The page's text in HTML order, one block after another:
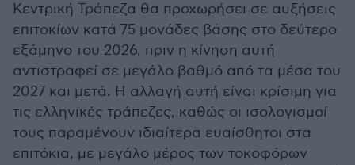
Κεντρική Τράπεζα θα προχωρήσει σε αυξήσεις
επιτοκίων κατά 75 μονάδες βάσης στο δεύτερο
εξάμηνο του 2026, πριν η κίνηση αυτή
αντιστραφεί σε μεγάλο βαθμό από τα μέσα του
2027 και μετά. Η αλλαγή αυτή είναι κρίσιμη για
τις ελληνικές τράπεζες, καθώς οι ισολογισμοί
τους παραμένουν ιδιαίτερα ευαίσθητοι στα
επιτόκια, με μεγάλο μέρος των τοκοφόρων